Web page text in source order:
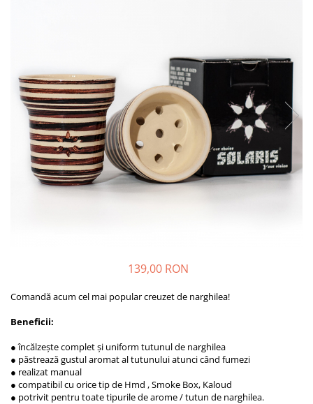
139,00 RON
Comandă acum cel mai popular creuzet de narghilea!
Beneficii:
● încălzește complet și uniform tutunul de narghilea
● păstrează gustul aromat al tutunului atunci când fumezi
● realizat manual
● compatibil cu orice tip de Hmd , Smoke Box, Kaloud
● potrivit pentru toate tipurile de arome / tutun de narghilea.